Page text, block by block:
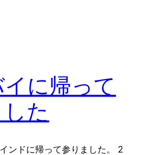
に帰って
た
ンドに帰って参りました。 2